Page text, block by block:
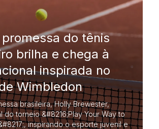
do tênis
brilha e chega à
inspirada no
Wimbledon
brasileira, Holly Brewester,
do torneio &#8216;Play Your Way to
inspirando o esporte juvenil e